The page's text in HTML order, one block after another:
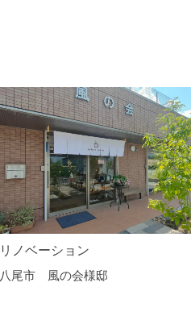
リノベーション
八尾市 風の会様邸